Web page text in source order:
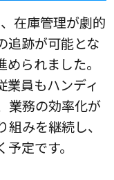
在庫管理が劇的
追跡が可能とな
られました。
業員もハンディ
業務の効率化が
みを継続し、
定です。